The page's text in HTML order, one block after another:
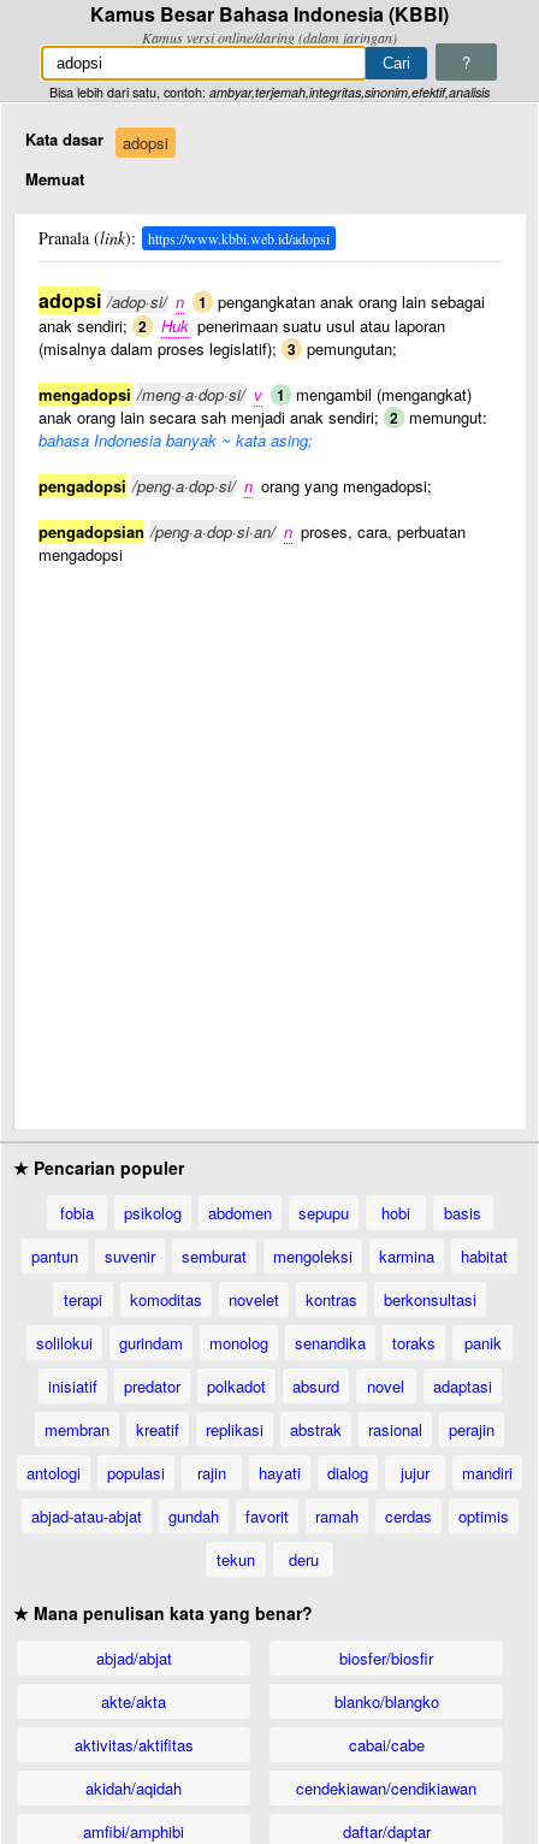
Kamus Besar Bahasa Indonesia (KBBI)
Kamus versi online/daring (dalam jaringan)
?
Bisa lebih dari satu, contoh: ambyar,terjemah,integritas,sinonim,efektif,analisis
Kata dasar
adopsi
Memuat
Pranala (link): https://www.kbbi.web.id/adopsi
adopsi /adop·si/ n 1 pengangkatan anak orang lain sebagai
anak sendiri; 2 Huk penerimaan suatu usul atau laporan
(misalnya dalam proses legislatif); 3 pemungutan;
mengadopsi /meng·a·dop·si/ v 1
mengambil (mengangkat)
anak orang lain secara sah menjadi anak sendiri; 2 memungut:
bahasa Indonesia banyak ~ kata asing;
pengadopsi /peng·a·dop·si/ n orang yang mengadopsi;
pengadopsian /peng·a·dop·si·an/ n proses, cara, perbuatan
mengadopsi
★ Pencarian populer
fobia psikolog abdomen sepupu hobi
basis
pantun
suvenir semburat mengoleksi karmina
habitat
terapi
komoditas novelet kontras
berkonsultasi
solilokui
gurindam monolog senandika toraks
panik
inisiatif
predator polkadot absurd novel
adaptasi
membran
kreatif replikasi abstrak rasional
perajin
antologi
populasi rajin hayati dialog jujur
mandiri
abjad-atau-abjat
gundah favorit ramah cerdas
optimis
tekun
deru
★ Mana penulisan kata yang benar?
abjad/abjat
akte/akta
aktivitas/aktifitas
akidah/aqidah
amfibi/amphibi
biosfer/biosfir
blanko/blangko
cabai/cabe
cendekiawan/cendikiawan
daftar/daptar